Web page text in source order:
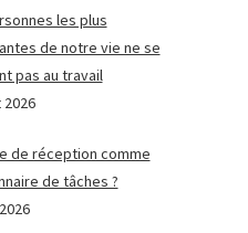
les plus
de notre vie ne se
pas au travail
de réception comme
de tâches ?